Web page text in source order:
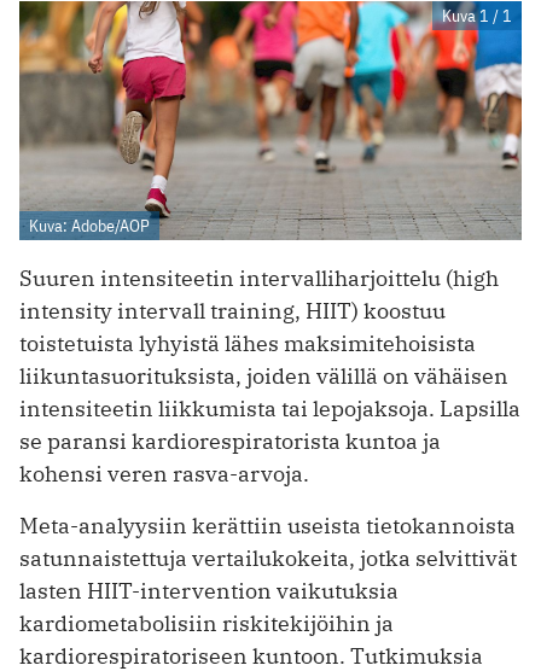
Kuva 1 / 1
Kuva: Adobe/AOP
Suuren intensiteetin intervalliharjoittelu (high
intensity intervall training, HIIT) koostuu
toistetuista lyhyistä lähes maksimitehoisista
liikuntasuorituksista, joiden välillä on vähäisen
intensiteetin liikkumista tai lepojaksoja. Lapsilla
se paransi kardiorespiratorista kuntoa ja
kohensi veren rasva-arvoja.
Meta-analyysiin kerättiin useista tietokannoista
satunnaistettuja vertailukokeita, jotka selvittivät
lasten HIIT-intervention vaikutuksia
kardiometabolisiin riskitekijöihin ja
kardiorespiratoriseen kuntoon. Tutkimuksia